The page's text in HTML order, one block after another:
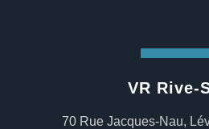
VR Rive-
70 Rue Jacques-Nau,